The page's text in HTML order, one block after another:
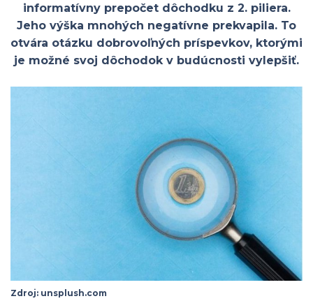
informatívny prepočet dôchodku z 2. piliera.
Jeho výška mnohých negatívne prekvapila. To
otvára otázku dobrovoľných príspevkov, ktorými
je možné svoj dôchodok v budúcnosti vylepšiť.
Zdroj: unsplush.com